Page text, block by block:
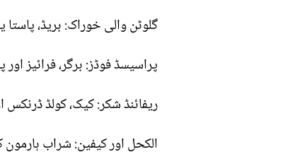
گلوٹن والی خوراک: بریڈ،
پراسیسڈ فوڈز: برگر، فرائیز
ریفائنڈ شکر: کیک، کولڈ
الکحل اور کیفین: شراب